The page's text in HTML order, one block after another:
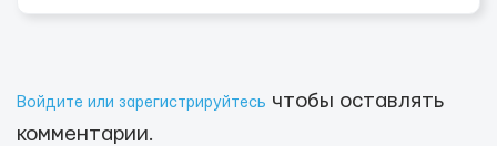
Войдите или зарегистрируйтесь чтобы оставлять
комментарии.